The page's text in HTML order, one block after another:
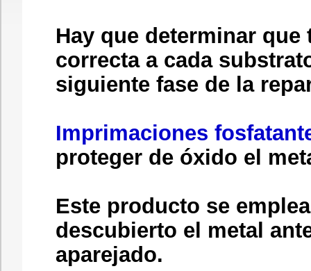
Hay que determinar
correcta a cada
siguiente fase de la
Imprimaciones
proteger de óxido el
Este producto se
descubierto el metal
aparejado.